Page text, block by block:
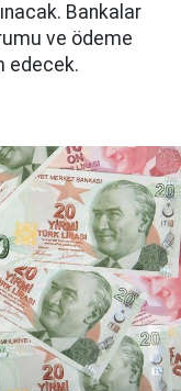
Bankalar
ve ödeme
edecek.